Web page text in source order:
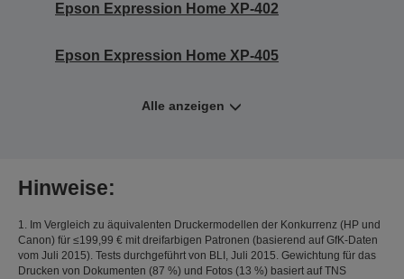
Epson Expression Home XP-402
Epson Expression Home XP-405
Alle anzeigen
Hinweise:
1. Im Vergleich zu äquivalenten Druckermodellen der Konkurrenz (HP und
Canon) für ≤199,99 € mit dreifarbigen Patronen (basierend auf GfK-Daten
vom Juli 2015). Tests durchgeführt von BLI, Juli 2015. Gewichtung für das
Drucken von Dokumenten (87 %) und Fotos (13 %) basiert auf TNS